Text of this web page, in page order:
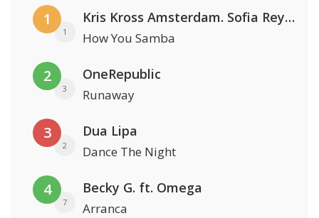
1
1
Kris Kross Amsterdam. Sofia Reyes & Tinie Tempah
How You Samba
2
3
OneRepublic
Runaway
3
2
Dua Lipa
Dance The Night
4
7
Becky G. ft. Omega
Arranca